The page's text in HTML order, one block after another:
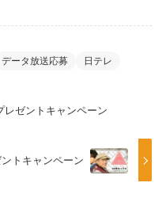
データ放送応募 日テレ
ゼントキャンペーン
トキャンペーン